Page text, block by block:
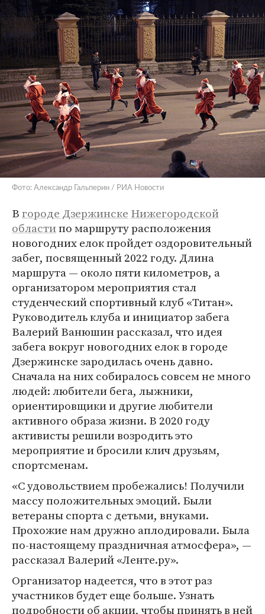
Фото: Александр Гальперин / РИА Новости
Вгороде Дзержинске Нижегородской
областипо маршруту расположения
новогодних елок пройдет оздоровительный
забег, посвященный 2022 году. Длина
маршрута — около пяти километров, а
организатором мероприятия стал
студенческий спортивный клуб «Титан».
Руководитель клуба и инициатор забега
Валерий Ванюшин рассказал, что идея
забега вокруг новогодних елок в городе
Дзержинске зародилась очень давно.
Сначала на них собиралось совсем не много
людей: любители бега, лыжники,
ориентировщики и другие любители
активного образа жизни. В 2020 году
активисты решили возродить это
мероприятие и бросили клич друзьям,
спортсменам.
«С удовольствием пробежались! Получили
массу положительных эмоций. Были
ветераны спорта с детьми, внуками.
Прохожие нам дружно аплодировали. Была
по-настоящему праздничная атмосфера», —
рассказал Валерий «Ленте.ру».
Организатор надеется, что в этот раз
участников будет еще больше. Узнать
подробности об акции, чтобы принять в ней